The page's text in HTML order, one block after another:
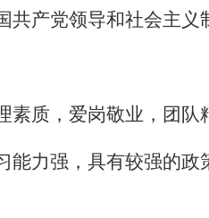
共产党领导和社会主
素质，爱岗敬业，团队
能力强，具有较强的